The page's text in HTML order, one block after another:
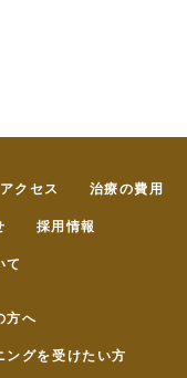
アクセス 治療の費用
採用情報
て
方へ
ングを受けたい方